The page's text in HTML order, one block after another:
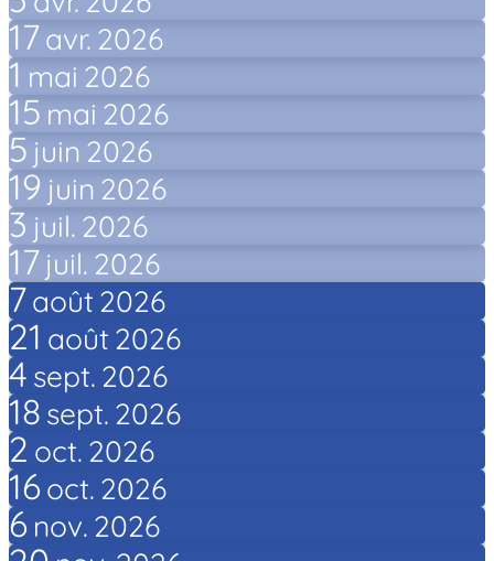
17avr. 2026
1 mai 2026
15 mai 2026
5 juin 2026
19 juin 2026
3 juil. 2026
17 juil. 2026
7août 2026
21 août 2026
4 sept. 2026
18 sept. 2026
2 oct. 2026
16 oct. 2026
6 nov. 2026